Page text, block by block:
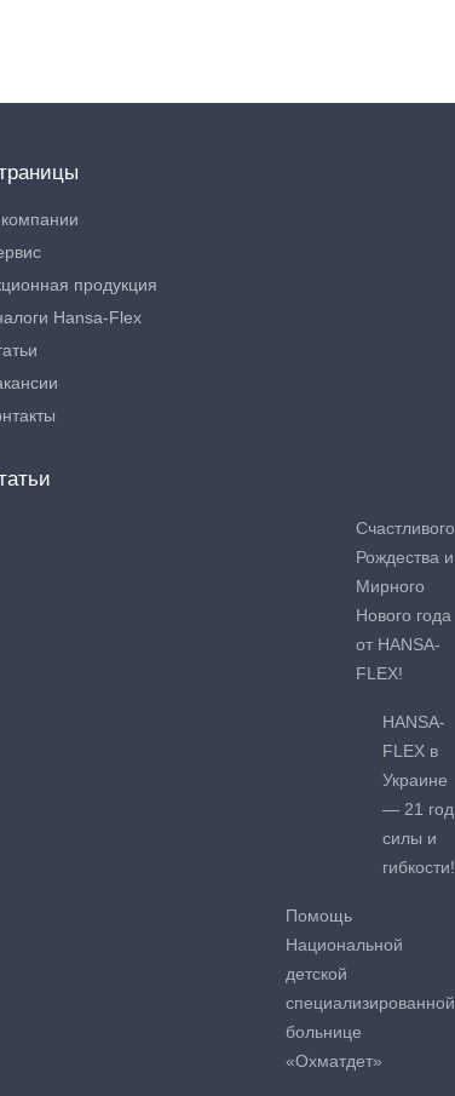
продукция
Hansa-Flex
Счастливого
Рождества и
Мирного
Нового года
от HANSA-
FLEX!
HANSA-
FLEX в
Украине
— 21 год
силы и
гибкости!
Помощь
Национальной
детской
специализированной
больнице
«Охматдет»